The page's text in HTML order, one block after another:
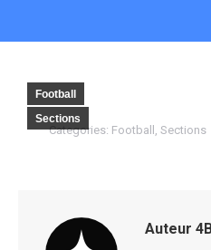
Football
Sections
Categories: Football , Sections
Auteur